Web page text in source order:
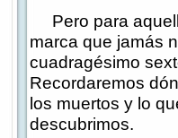
Pero para
marca que jamás
cuadragésimo
Recordaremos
los muertos y lo
descubrimos.